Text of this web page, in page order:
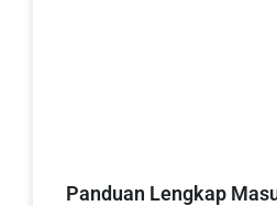
Panduan Lengkap